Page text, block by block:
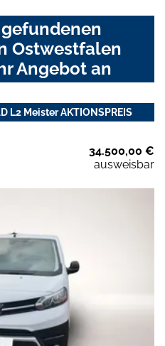
Ostwestfalen
Angebot an
L2 Meister AKTIONSPREIS
34.500,00 €
ausweisbar